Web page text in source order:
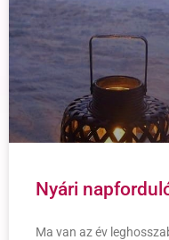
Nyári
Ma van az év